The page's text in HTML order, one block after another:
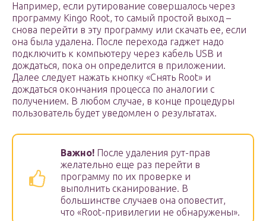
Например, если рутирование совершалось через
программу Kingo Root, то самый простой выход –
снова перейти в эту программу или скачать ее, если
она была удалена. После перехода гаджет надо
подключить к компьютеру через кабель USB и
дождаться, пока он определится в приложении.
Далее следует нажать кнопку «Снять Root» и
дождаться окончания процесса по аналогии с
получением. В любом случае, в конце процедуры
пользователь будет уведомлен о результатах.
Важно! После удаления рут-прав
желательно еще раз перейти в
программу по их проверке и
выполнить сканирование. В
большинстве случаев она оповестит,
что «Root-привилегии не обнаружены».